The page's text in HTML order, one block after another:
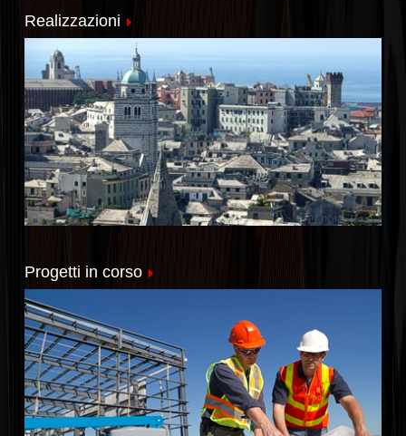
Realizzazioni
Progetti in corso